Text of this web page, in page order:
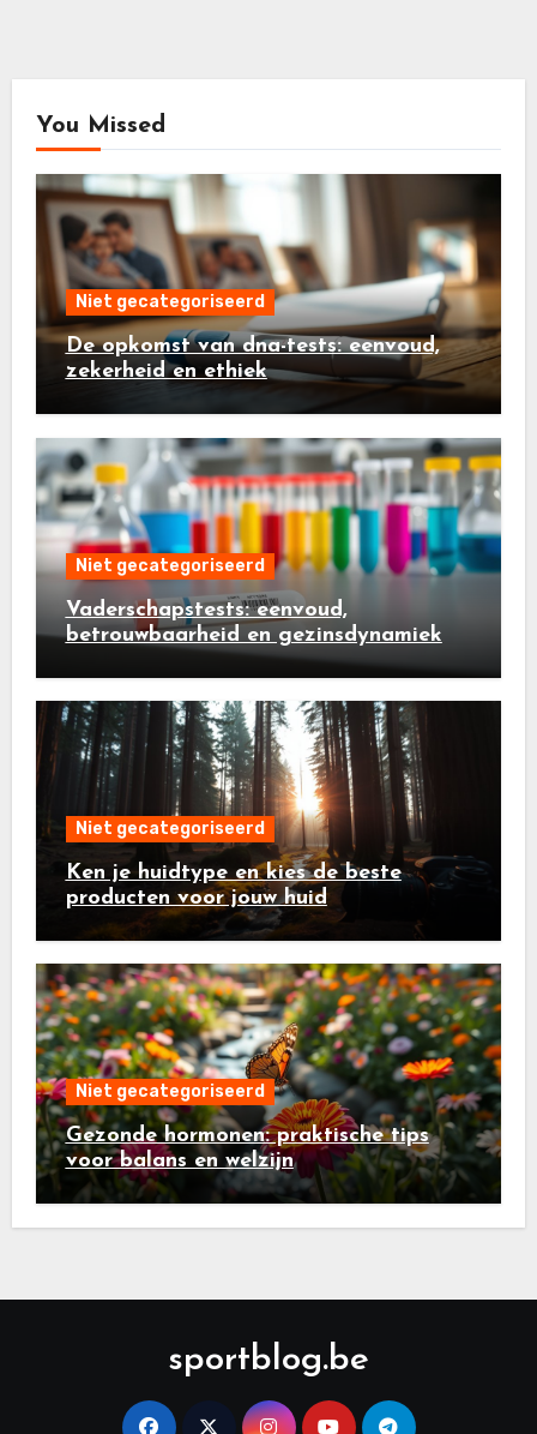
You Missed
Niet gecategoriseerd
De opkomst van dna-tests: eenvoud,
zekerheid en ethiek
Niet gecategoriseerd
Vaderschapstests: eenvoud,
betrouwbaarheid en gezinsdynamiek
Niet gecategoriseerd
Ken je huidtype en kies de beste
producten voor jouw huid
Niet gecategoriseerd
Gezonde hormonen: praktische tips
voor balans en welzijn
sportblog.be